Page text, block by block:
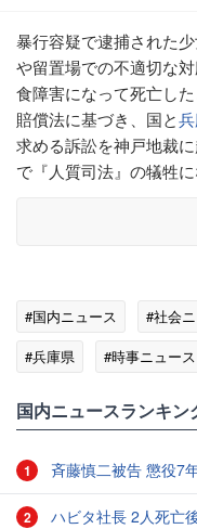
暴行容疑で逮捕された
や留置場での不適切な
食障害になって死亡し
賠償法に基づき、国と
求める訴訟を神戸地裁
で『人質司法』の犠牲
#国内ニュース #社会
#兵庫県
#時事ニュース
国内ニュースランキン
1 斉藤慎二被告 懲役7
2 ハビタ社長 2人死亡